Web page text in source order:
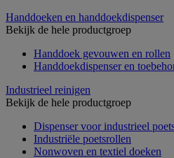
Handdoeken en handdoekdispenser
Bekijk de hele productgroep
Handdoek gevouwen en rollen
Handdoekdispenser en
Industrieel reinigen
Bekijk de hele productgroep
Dispenser voor industrieel
Industriële poetsrollen
Nonwoven en textiel doeken